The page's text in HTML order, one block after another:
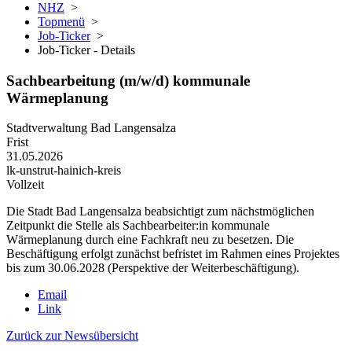
NHZ >
Topmenü >
Job-Ticker>
Job-Ticker - Details
Sachbearbeitung (m/w/d) kommunale
Wärmeplanung
Stadtverwaltung Bad Langensalza
Frist
31.05.2026
lk-unstrut-hainich-kreis
Vollzeit
Die Stadt Bad Langensalza beabsichtigt zum nächstmöglichen
Zeitpunkt die Stelle als Sachbearbeiter:in kommunale
Wärmeplanung durch eine Fachkraft neu zu besetzen. Die
Beschäftigung erfolgt zunächst befristet im Rahmen eines Projektes
bis zum 30.06.2028 (Perspektive der Weiterbeschäftigung).
Email
Link
Zurück zur Newsübersicht